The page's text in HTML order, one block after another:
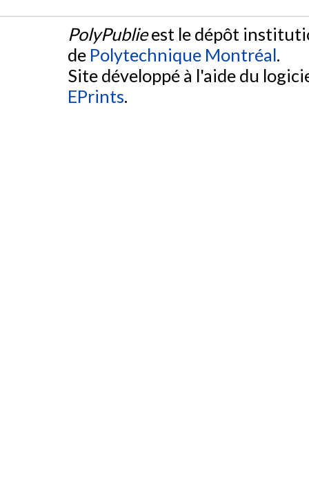
PolyPublieest le dépôt
de Polytechnique Montréal.
Site développé à l'aide du
EPrints.